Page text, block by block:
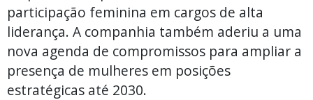
participação feminina em cargos de alta
liderança. A companhia também aderiu a uma
nova agenda de compromissos para ampliar a
presença de mulheres em posições
estratégicas até 2030.